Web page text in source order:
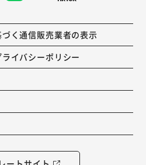
く通信販売業者の表示
イバシーポリシー